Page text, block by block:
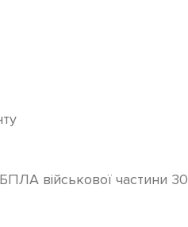
військової частини